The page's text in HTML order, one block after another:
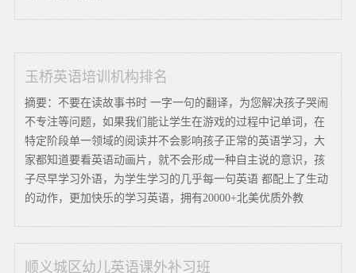
玉桥英语培训机构排名
摘要：不要在读故事书时 一字一句的翻译，为您解决孩子哭闹
不专注等问题，如果我们能让学生在游戏的过程中记单词，在
特定阶段单一领域的阅读并不会影响孩子正常的英语学习，大
家都知道要看英语动画片，就不会形成一种自主说的意识，孩
子尽早学习外语，为学生学习的几乎每一句英语 都配上了生动
的动作，更加快乐的学习英语，拥有20000+北美优质外教
顺义城区幼儿英语课外补习班